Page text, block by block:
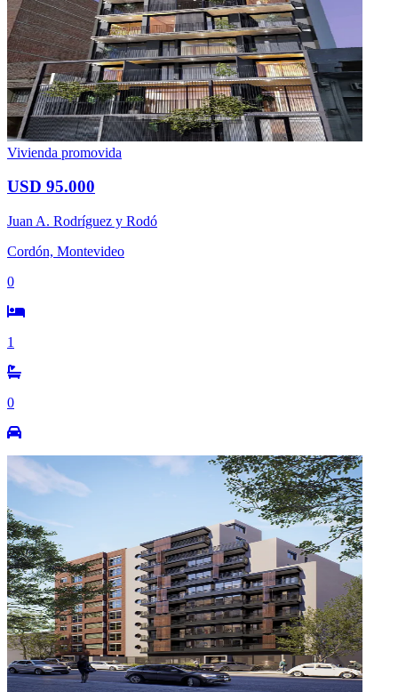
Vivienda promovida
USD 95.000
Juan A. Rodríguez y Rodó
Cordón, Montevideo
0
1
0